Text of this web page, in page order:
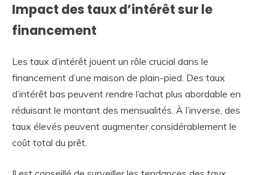
Impact des taux d’intérêt sur le
financement
Les taux d’intérêt jouent un rôle crucial dans le
financement d’une maison de plain-pied. Des taux
d’intérêt bas peuvent rendre l’achat plus abordable en
réduisant le montant des mensualités. À l’inverse, des
taux élevés peuvent augmenter considérablement le
coût total du prêt.